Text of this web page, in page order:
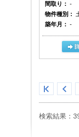
間取り： -
物件種別：
築年月： -
検索結果：